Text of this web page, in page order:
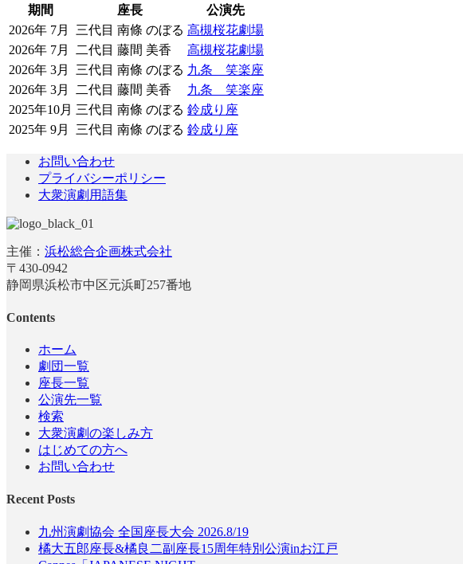
期間 座長
公演先
2026年 7月
三代目 南條 のぼる 高槻桜花劇場
2026年 7月
二代目 藤間 美香
高槻桜花劇場
2026年 3月
三代目 南條 のぼる 九条 笑楽座
2026年 3月
二代目 藤間 美香
九条 笑楽座
2025年10月 三代目 南條 のぼる 鈴成り座
2025年 9月
三代目 南條 のぼる 鈴成り座
お問い合わせ
プライバシーポリシー
大衆演劇用語集
主催： 浜松総合企画株式会社
〒430-0942
静岡県浜松市中区元浜町257番地
Contents
ホーム
劇団一覧
座長一覧
公演先一覧
検索
大衆演劇の楽しみ方
はじめての方へ
お問い合わせ
Recent Posts
九州演劇協会 全国座長大会 2026.8/19
橘大五郎座長&橘良二副座長15周年特別公演inお江戸